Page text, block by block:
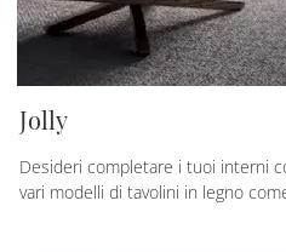
Jolly
Desideri completare i tuoi interni
vari modelli di tavolini in legno